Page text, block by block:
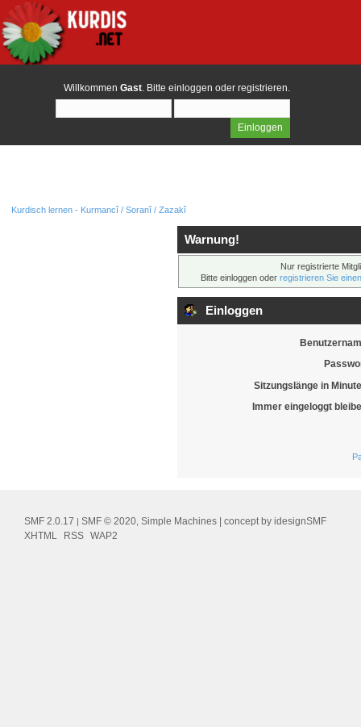
Willkommen Gast. Bitte einloggen oder registrieren.
Kurdisch lernen - Kurmancî / Soranî / Zazakî
Warnung!
Nur registrierte
Bitte einloggen oder registrieren Sie
Einloggen
Sitzungslänge in
Immer eingeloggt
SMF 2.0.17 | SMF © 2020 Simple Machines | concept by idesignSMF
XHTML
RSS WAP2